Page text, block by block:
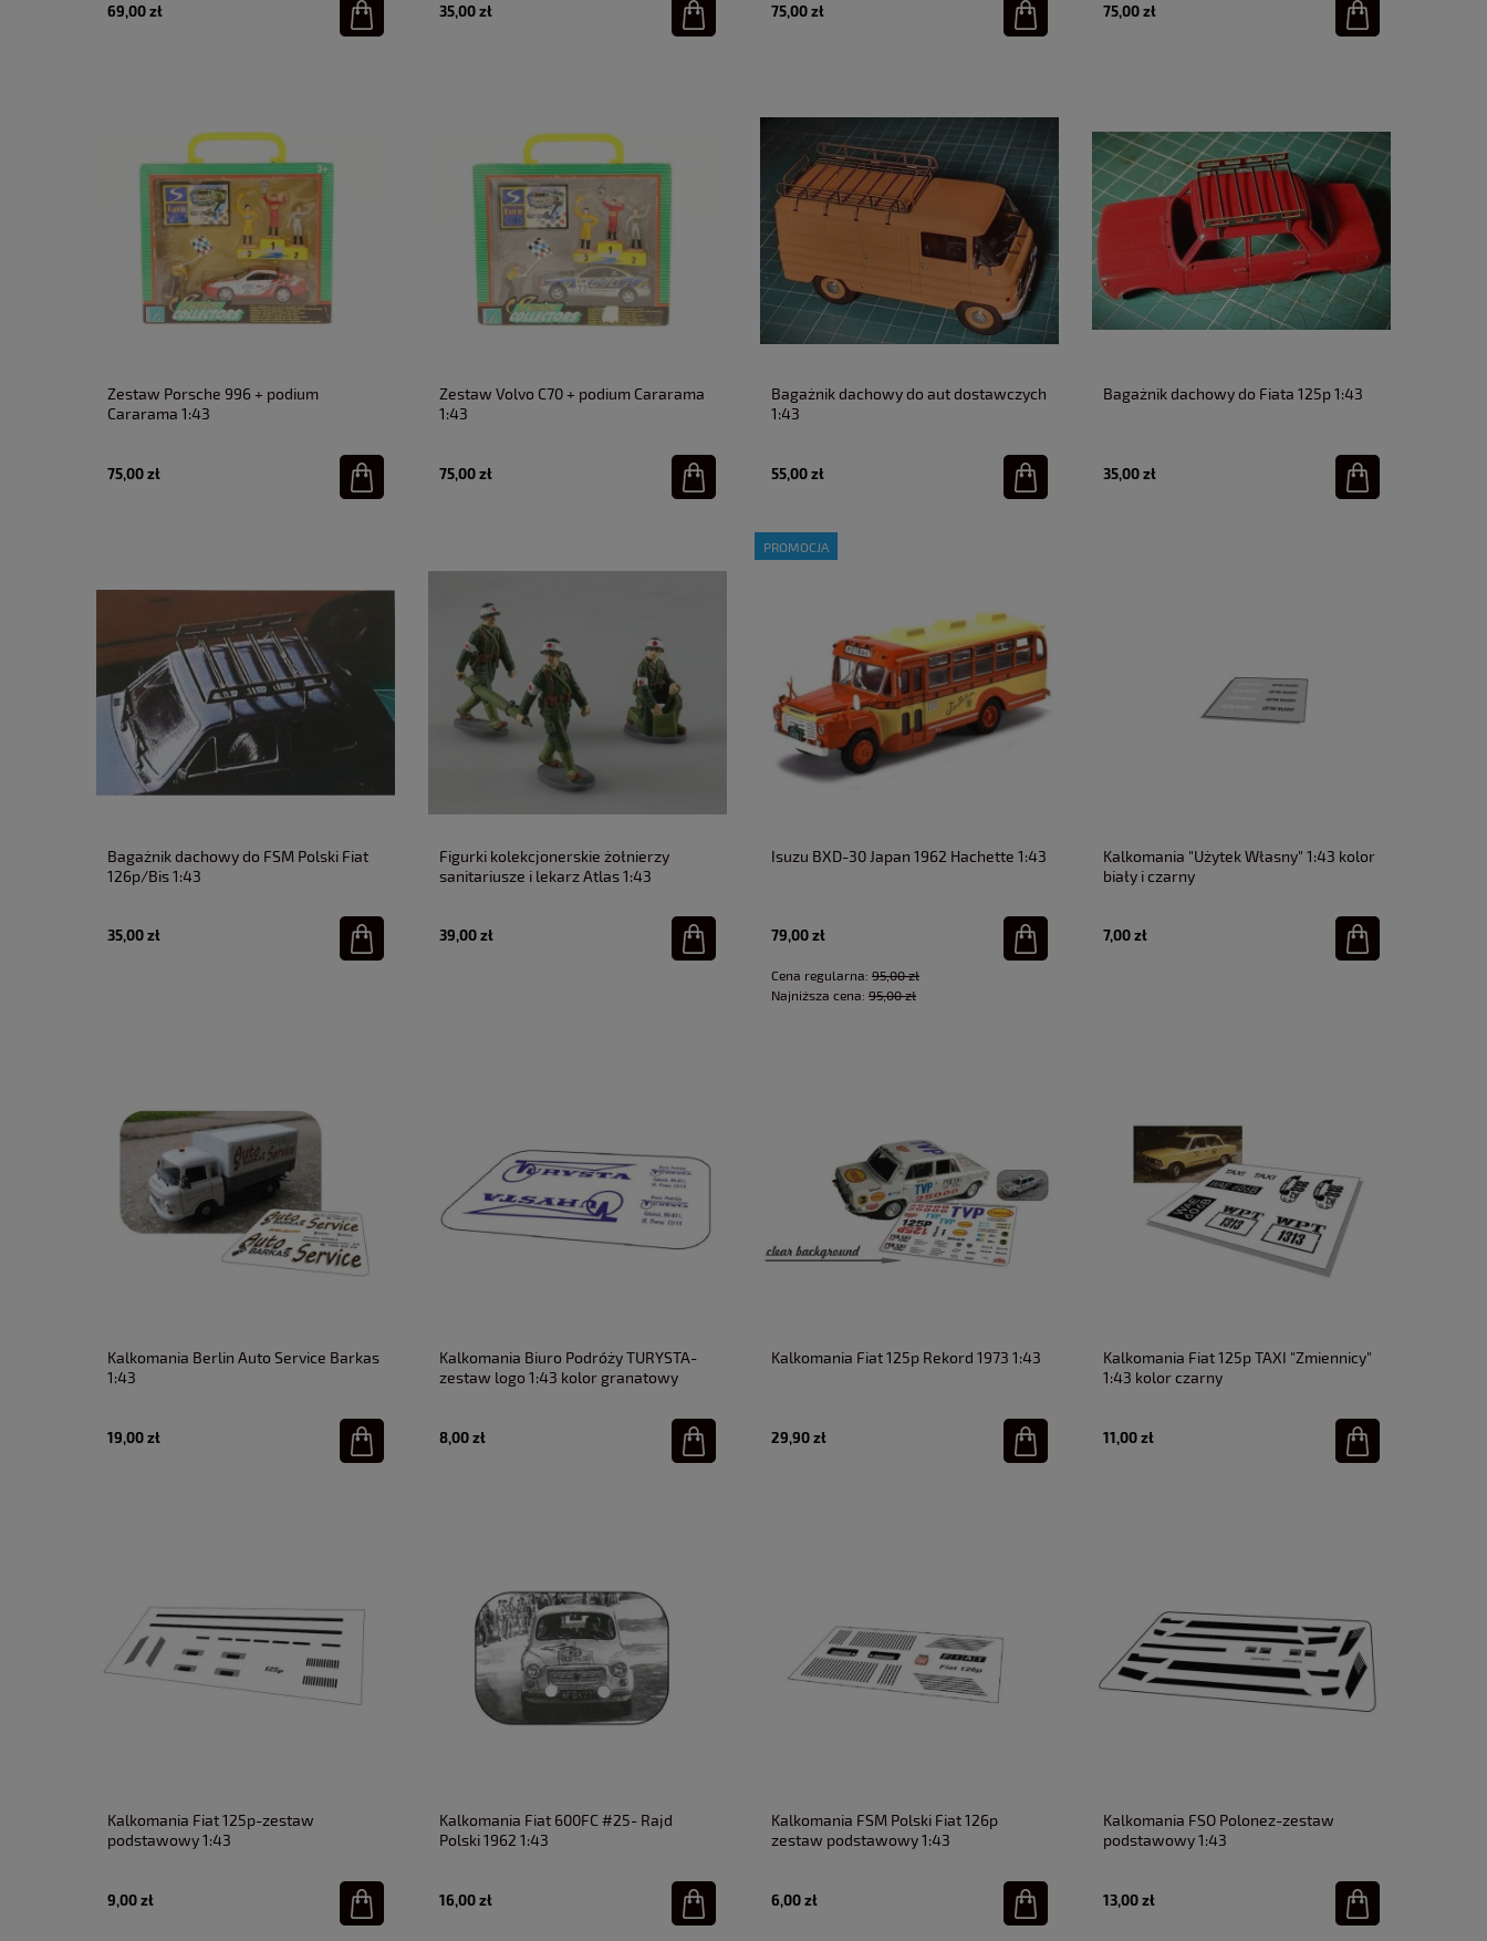
69,00 zł 35,00 zł 75,00 zł 75,00 zł
Zestaw Porsche 996 + podium
Cararama 1:43
75,00 zł
Zestaw Volvo C70 + podium Cararama
1:43
75,00 zł
Bagażnik dachowy do aut dostawczych
1:43
55,00 zł
Bagażnik dachowy do Fiata 125p 1:43
35,00 zł
Bagażnik dachowy do FSM Polski Fiat
126p/Bis 1:43
35,00 zł
Figurki kolekcjonerskie żołnierzy
sanitariusze i lekarz Atlas 1:43
39,00 zł
Isuzu BXD-30 Japan 1962 Hachette 1:43
79,00 zł
Cena regularna: 95,00 zł
Najniższa cena: 95,00 zł
PROMOCJA
Kalkomania "Użytek Własny" 1:43 kolor
biały i czarny
7,00 zł
Kalkomania Berlin Auto Service Barkas
1:43
19,00 zł
Kalkomania Biuro Podróży TURYSTA-
zestaw logo 1:43 kolor granatowy
8,00 zł
Kalkomania Fiat 125p Rekord 1973 1:43
29,90 zł
Kalkomania Fiat 125p TAXI "Zmiennicy"
1:43 kolor czarny
11,00 zł
Kalkomania Fiat 125p-zestaw
podstawowy 1:43
9,00 zł
Kalkomania Fiat 600FC #25- Rajd
Polski 1962 1:43
16,00 zł
Kalkomania FSM Polski Fiat 126p
zestaw podstawowy 1:43
6,00 zł
Kalkomania FSO Polonez-zestaw
podstawowy 1:43
13,00 zł